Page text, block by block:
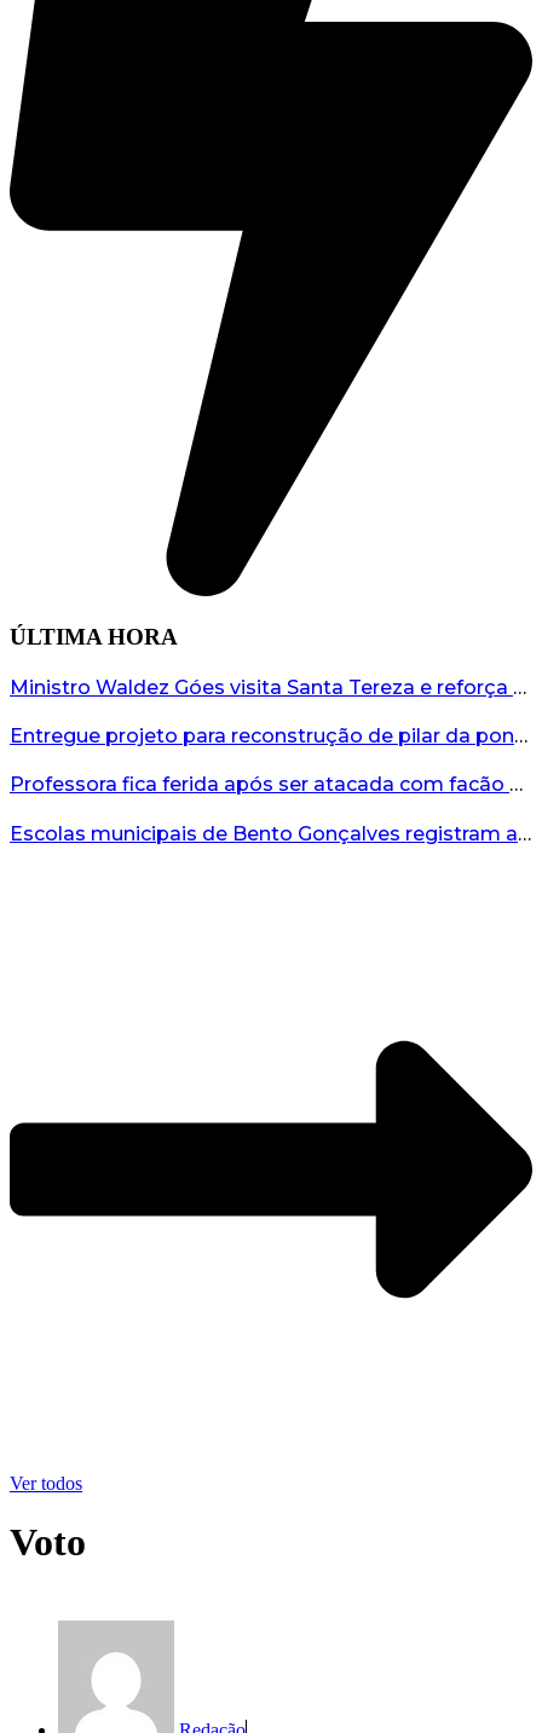
ÚLTIMA HORA
Ministro Waldez Góes visita Santa Tereza e reforça apoio federal à reconstrução do município...
Entregue projeto para reconstrução de pilar da ponte entre Encantado e Muçum...
Professora fica ferida após ser atacada com facão por aluno no interior do RS...
Escolas municipais de Bento Gonçalves registram avanço no IDEB 2025...
Ver todos
Voto